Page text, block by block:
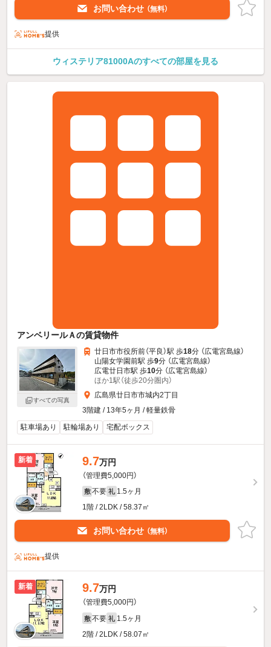
お問い合わせ （無料）
提供
ウィステリア81000Aのすべての部屋を見る
アンベリールＡの賃貸物件
すべての写真
廿日市市役所前（平良）駅 歩18分 （広電宮島線）
山陽女学園前駅 歩9分 （広電宮島線）
広電廿日市駅 歩10分 （広電宮島線）
ほか1駅（徒歩20分圏内）
広島県廿日市市城内2丁目
3階建 / 13年5ヶ月 / 軽量鉄骨
駐車場あり
駐輪場あり 宅配ボックス
新着 9.7万円
（管理費5,000円）
敷 不要 礼 1.5ヶ月
1階 / 2LDK / 58.37㎡
お問い合わせ （無料）
提供
新着 9.7万円
（管理費5,000円）
敷 不要 礼 1.5ヶ月
2階 / 2LDK / 58.07㎡